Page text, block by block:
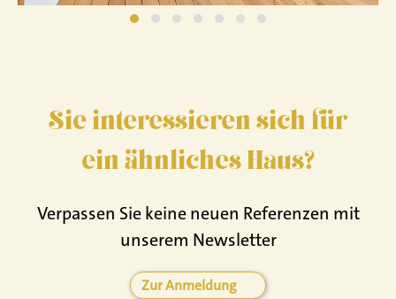
Sie interessieren sich für
ein ähnliches Haus?
Verpassen Sie keine neuen Referenzen mit
unserem Newsletter
Zur Anmeldung